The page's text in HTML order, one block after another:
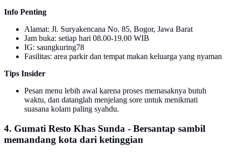
Info Penting
Alamat: Jl. Suryakencana No. 85, Bogor, Jawa Barat
Jam buka: setiap hari 08.00-19.00 WIB
IG: saungkuring78
Fasilitas: area parkir dan tempat makan keluarga yang nyaman
Tips Insider
Pesan menu lebih awal karena proses memasaknya butuh
waktu, dan datanglah menjelang sore untuk menikmati
suasana kolam paling syahdu.
4. Gumati Resto Khas Sunda - Bersantap sambil
memandang kota dari ketinggian